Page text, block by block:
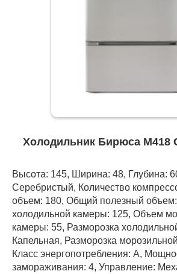
Холодильник Бирюса M418
Высота: 145, Ширина: 48, Глубина:
Серебристый, Количество
объем: 180, Общий полезный
холодильной камеры: 125, Объем
камеры: 55, Разморозка
Капельная, Разморозка
Класс энергопотребления: А,
замораживания: 4, Управление: